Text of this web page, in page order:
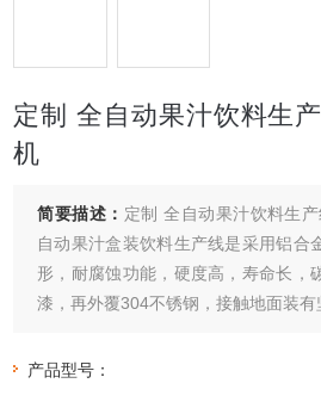
定制 全自动果汁饮料生
机
简要描述： 定制 全自动果汁饮料生
自动果汁盒装饮料生产线是采用铝合
形，耐腐蚀功能，硬度高，寿命长，
漆，再外覆304不锈钢，接触地面装有
产品型号：